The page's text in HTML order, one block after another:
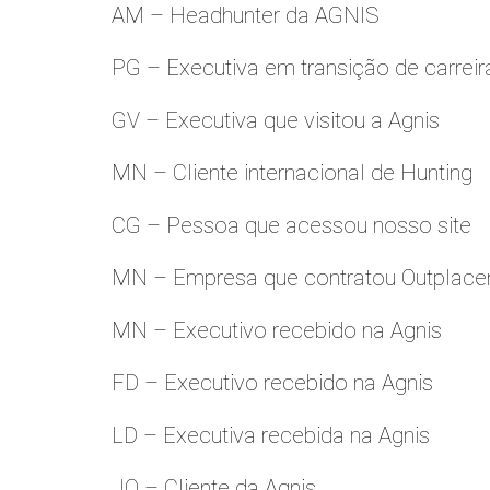
AM – Headhunter da AGNIS
PG – Executiva em transição de
GV – Executiva que visitou a Agnis
MN – Cliente internacional de Hunting
CG – Pessoa que acessou nosso site
MN – Empresa que contratou
MN – Executivo recebido na Agnis
FD – Executivo recebido na Agnis
LD – Executiva recebida na Agnis